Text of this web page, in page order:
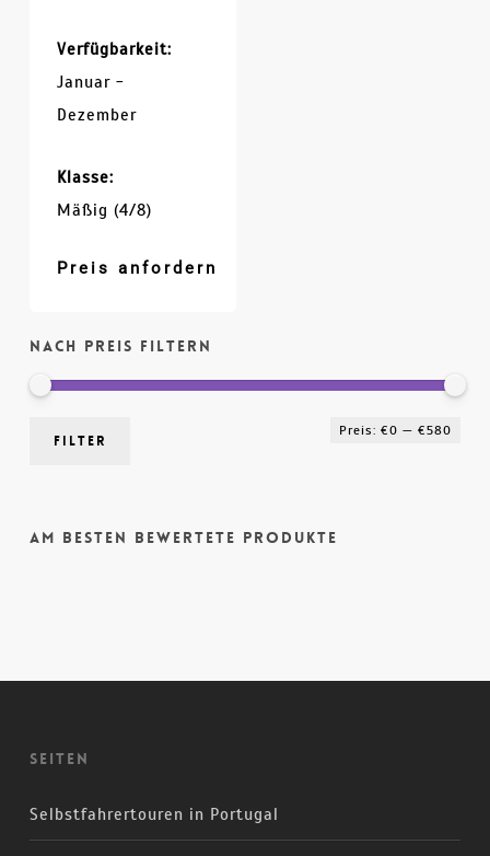
Verfügbarkeit:
Januar -
Dezember
Klasse:
Mäßig (4/8)
Preis anfordern
Nach Preis filtern
Filter
Preis:€0 —€580
Am besten bewertete Produkte
Seiten
Selbstfahrertouren in Portugal